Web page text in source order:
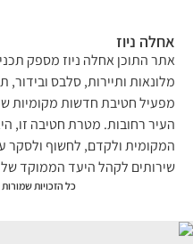
ניוז
התוכן אחלה ניוז מספק תכנים
ותיירות, סלבס ובידור,
חטיבת חדשות מקומיות של
רחובות. מטרת חטיבה זו, היא
ולקדם, לחשוף ולסקר עסקים
לקהל היעד הממוקד של
כל הזכויות שמורות © 2023 | אחלה NEWS